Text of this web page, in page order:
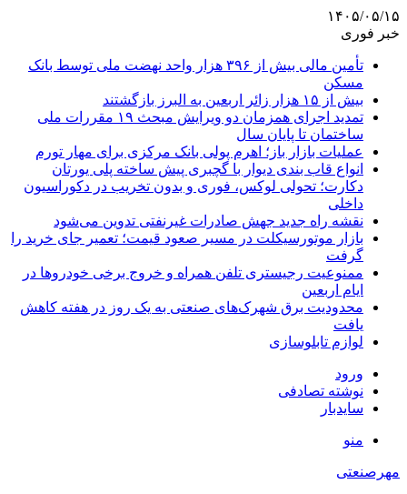
۱۴۰۵/۰۵/۱۵
خبر فوری
تأمین مالی بیش از ۳۹۶ هزار واحد نهضت ملی توسط بانک
مسکن
بیش از ۱۵ هزار زائر اربعین به البرز بازگشتند
تمدید اجرای همزمان دو ویرایش مبحث ۱۹ مقررات ملی
ساختمان تا پایان سال
عملیات بازار باز؛ اهرم پولی بانک مرکزی برای مهار تورم
انواع قاب بندی دیوار با گچبری پیش ساخته پلی یورتان
دکارت؛ تحولی لوکس، فوری و بدون تخریب در دکوراسیون
داخلی
نقشه راه جدید جهش صادرات غیرنفتی تدوین می‌شود
بازار موتورسیکلت در مسیر صعود قیمت؛ تعمیر جای خرید را
گرفت
ممنوعیت رجیستری تلفن همراه و خروج برخی خودروها در
ایام اربعین
محدودیت برق شهرک‌های صنعتی به یک روز در هفته کاهش
یافت
لوازم تابلوسازی
ورود
نوشته تصادفی
سایدبار
منو
مهرصنعتی